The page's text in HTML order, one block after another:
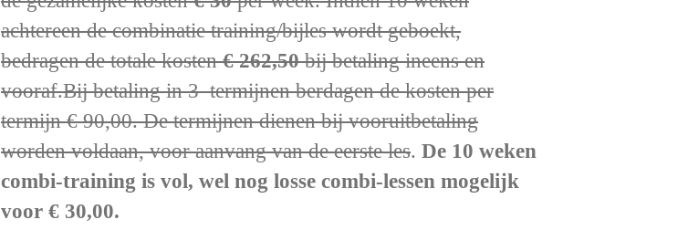
achtereen de combinatie training/bijles wordt geboekt,
bedragen de totale kosten€ 262,50bij betaling ineens en
vooraf.Bij betaling in 3 termijnen berdagen de kosten per
termijn € 90,00. De termijnen dienen bij vooruitbetaling
worden voldaan, voor aanvang van de eerste les.De 10 weken
combi-training is vol, wel nog losse combi-lessen mogelijk
voor € 30,00.